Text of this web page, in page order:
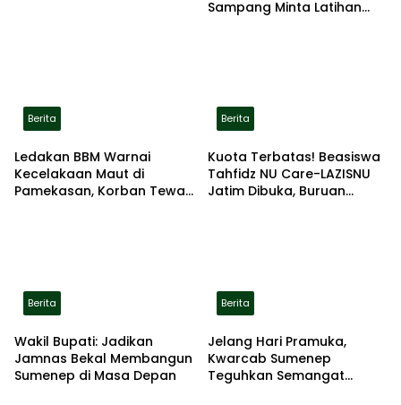
Sampang Minta Latihan
Berita
Ledakan BBM Warnai
Kecelakaan Maut di
Pamekasan, Korban Tewas
Berita
Kuota Terbatas! Beasiswa
Tahfidz NU Care-LAZISNU
Jatim Dibuka, Buruan
Berita
Wakil Bupati: Jadikan
Jamnas Bekal Membangun
Sumenep di Masa Depan
Berita
Jelang Hari Pramuka,
Kwarcab Sumenep
Teguhkan Semangat